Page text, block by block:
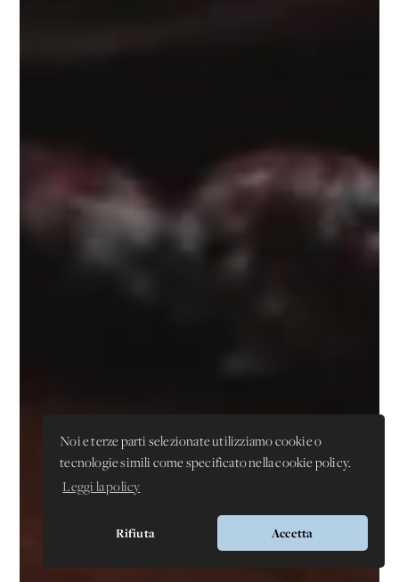
Noi e terze parti selezionate utilizziamo cookie o
tecnologie simili come specificato nella cookie policy.
Leggi la policy
Rifiuta Accetta